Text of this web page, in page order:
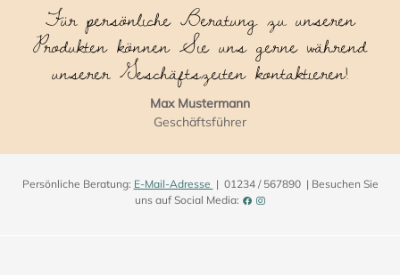
Für persönliche Beratung zu unseren
Produkten können Sie uns gerne während
unserer Geschäftszeiten kontaktieren!
Max Mustermann
Geschäftsführer
Persönliche Beratung: E-Mail-Adresse | 01234 / 567890 | Besuchen Sie
uns auf Social Media: